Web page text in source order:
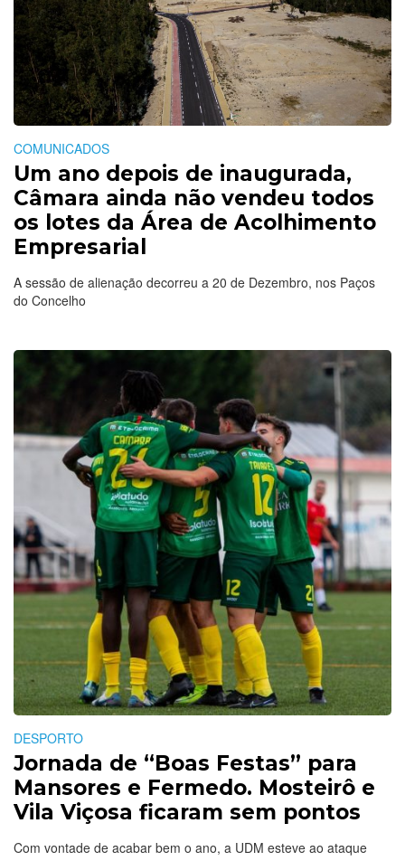
COMUNICADOS
Um ano depois de inaugurada,
Câmara ainda não vendeu todos
os lotes da Área de Acolhimento
Empresarial
A sessão de alienação decorreu a 20 de Dezembro, nos Paços
do Concelho
DESPORTO
Jornada de “Boas Festas” para
Mansores e Fermedo. Mosteirô e
Vila Viçosa ficaram sem pontos
Com vontade de acabar bem o ano, a UDM esteve ao ataque